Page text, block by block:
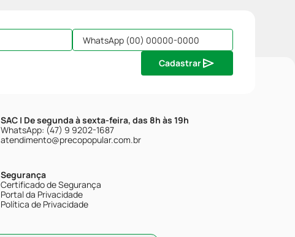
Cadastrar
SAC | De segunda à sexta-feira, das 8h às 19h
WhatsApp: (47) 9 9202-1687
atendimento@precopopular.com.br
Segurança
Certificado de Segurança
Portal da Privacidade
Política de Privacidade